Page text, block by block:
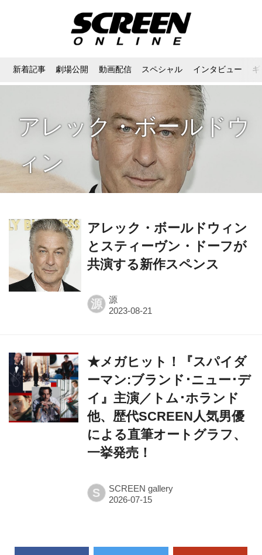
新着記事 劇場公開 動画配信 スペシャル インタビュー
アレック・ボールドウ
ィン
アレック・ボールドウィン
とスティーヴン・ドーフが
共演する新作スペンス
源 源
★メガヒット！『スパイダ
ーマン:ブランド･ニュー･デ
イ』主演／トム･ホランド
他、歴代SCREEN人気男優
による直筆オートグラフ、
一挙発売！
S SCREEN gallery